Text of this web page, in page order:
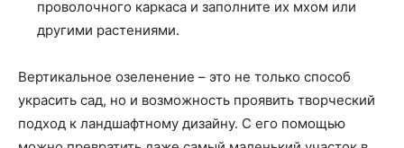
проволочного каркаса и заполните их мхом или
другими растениями.
Вертикальное озеленение – это не только способ
украсить сад, но и возможность проявить творческий
подход к ландшафтному дизайну. С его помощью